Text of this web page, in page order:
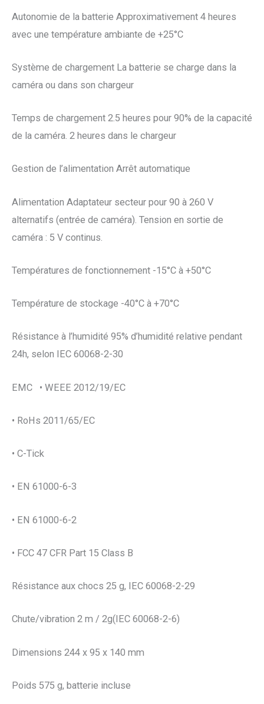
Autonomie de la batterie Approximativement 4 heures
avec une température ambiante de +25°C
Système de chargement La batterie se charge dans la
caméra ou dans son chargeur
Temps de chargement 2.5 heures pour 90% de la capacité
de la caméra. 2 heures dans le chargeur
Gestion de l’alimentation Arrêt automatique
Alimentation Adaptateur secteur pour 90 à 260 V
alternatifs (entrée de caméra). Tension en sortie de
caméra : 5 V continus.
Températures de fonctionnement -15°C à +50°C
Température de stockage -40°C à +70°C
Résistance à l’humidité 95% d’humidité relative pendant
24h, selon IEC 60068-2-30
EMC • WEEE 2012/19/EC
• RoHs 2011/65/EC
• C-Tick
• EN 61000-6-3
• EN 61000-6-2
• FCC 47 CFR Part 15 Class B
Résistance aux chocs 25 g, IEC 60068-2-29
Chute/vibration 2 m / 2g(IEC 60068-2-6)
Dimensions 244 x 95 x 140 mm
Poids 575 g, batterie incluse